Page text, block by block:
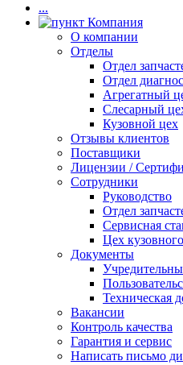
...
Компания
О компании
Отделы
Отдел
Отдел
Агрегатный
Слесарный
Кузовной цех
Отзывы клиентов
Поставщики
Лицензии /
Сотрудники
Руководство
Отдел
Сервисная
Цех
Документы
Техническая
Вакансии
Контроль качества
Гарантия и сервис
Написать письмо